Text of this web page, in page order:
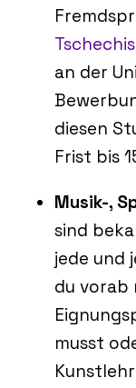
an der
diesen
Frist bis
Musik‑,
sind
jede und
du
musst